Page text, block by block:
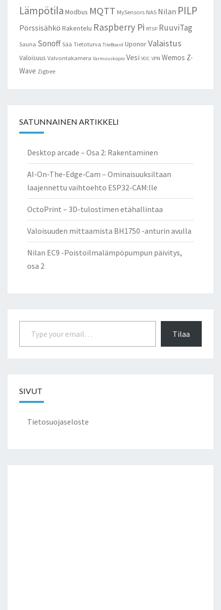
Lämpötila Modbus MQTT MySensors NAS Nilan PILP
Pörssisähkö Rakentelu Raspberry Pi RTSP RuuviTag
Sauna Sonoff Sää Tietoturva TileBoard UponorValaistus
Valoisuus Valvontakamera Varmuuskopio Vesi VOC VPN Wemos Z-
Wave Zigbee
SATUNNAINEN ARTIKKELI
Desktop arcade – Osa 2: Rakentaminen
AI-On-The-Edge-Cam – Ominaisuuksiltaan
laajennettu vaihtoehto ESP32-CAM:lle
OctoPrint – 3D-tulostimen etähallintaa
Valoisuuden mittaamista BH1750 -anturin avulla
Nilan EC9 -Poistoilmalämpöpumpun päivitys,
osa 2
Type your email…
Tilaa
SIVUT
Tietosuojaseloste